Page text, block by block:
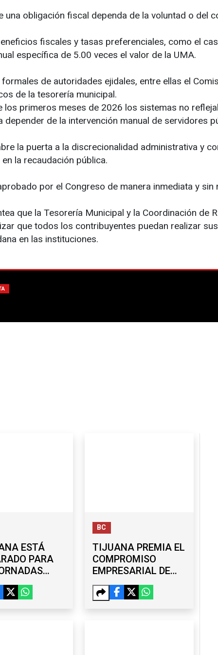
una obligación fiscal dependa de la voluntad o del
fiscales y tasas preferenciales, como el
específica de 5.00 veces el valor de la UMA.
de autoridades ejidales, entre ellas el
de la tesorería municipal.
primeros meses de 2026 los sistemas no
de la intervención manual de servidores
la puerta a la discrecionalidad administrativa y
la recaudación pública.
por el Congreso de manera inmediata y
que la Tesorería Municipal y la Coordinación de
que todos los contribuyentes puedan realizar
en las instituciones.
ESTÁ
PARA
DE 40
BC
TIJUANA PREMIA EL
COMPROMISO
EMPRESARIAL DE
TIDI POSEY CON
DISTINTIVO ACORDE